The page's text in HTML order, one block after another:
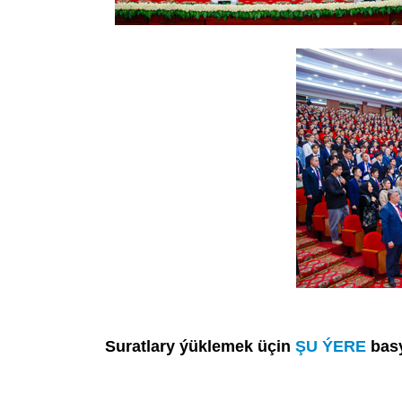
Suratlary ýüklemek üçin ŞU ÝERE